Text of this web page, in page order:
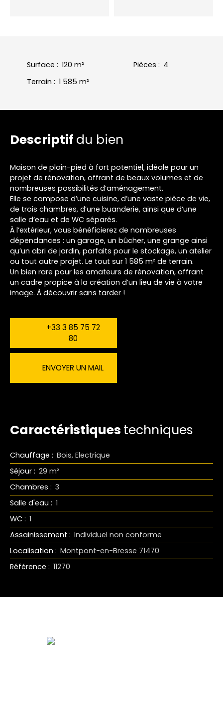
Surface : 120 m² Pièces : 4
Terrain : 1 585 m²
Descriptif du bien
Maison de plain-pied à fort potentiel, idéale pour un
projet de rénovation, offrant de beaux volumes et de
nombreuses possibilités d’aménagement.
Elle se compose d’une cuisine, d’une vaste pièce de vie,
de trois chambres, d’une buanderie, ainsi que d’une
salle d’eau et de WC séparés.
À l’extérieur, vous bénéficierez de nombreuses
dépendances : un garage, un bûcher, une grange ainsi
qu’un abri de jardin, parfaits pour le stockage, un atelier
ou tout autre projet. Le tout sur 1 585 m² de terrain.
Un bien rare pour les amateurs de rénovation, offrant
un cadre propice à la création d’un lieu de vie à votre
image. À découvrir sans tarder !
+33 3 85 75 72
80
ENVOYER UN MAIL
Caractéristiques techniques
Chauffage : Bois, Electrique
Séjour : 29 m²
Chambres : 3
Salle d'eau : 1
WC : 1
Assainissement : Individuel non conforme
Localisation : Montpont-en-Bresse 71470
Référence : 11270